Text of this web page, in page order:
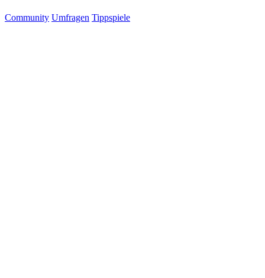
Community Umfragen Tippspiele